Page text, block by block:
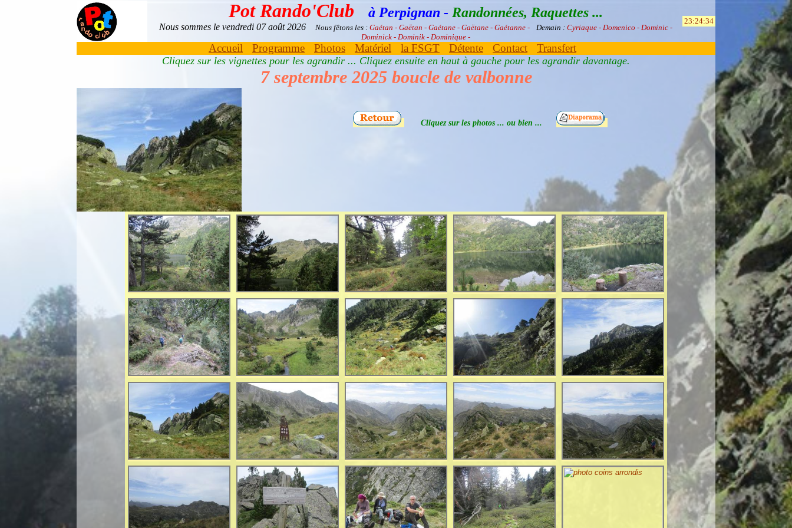
Pot Rando'Club à Perpignan - Randonnées, Raquettes ...
Nous sommes le vendredi 07 août 2026 Nous fêtons les : Gaétan - Gaëtan - Gaétane - Gaëtane - Gaétanne - Demain : Cyriaque - Domenico - Dominic -
Dominick - Dominik - Dominique -
Accueil Programme Photos Matériel la FSGT Détente Contact Transfert
Cliquez sur les vignettes pour les agrandir ... Cliquez ensuite en haut à gauche pour les agrandir davantage.
7 septembre 2025 boucle de valbonne
Cliquez sur les photos ... ou bien ...